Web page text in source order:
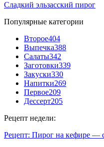
Сладкий эльзасский пирог
Популярные категории
Второе404
Выпечка388
Салаты342
Заготовки339
Закуски330
Напитки269
Первое209
Дессерт205
Рецепт недели:
Рецепт: Пирог на кефире